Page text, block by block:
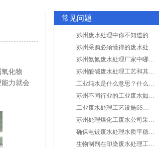
化物
力就会
常见问题
苏州废水处理中你不知道的工艺全在这里
苏州采购必须懂得的废水处理问题，值得收藏！
苏州氨氮废水处理厂家中哪家最专业？
苏州酸碱废水处理工艺和其他废水处理的区别
工业纯水是什么意思？什么是纯水处理？
苏州不同行业的工业废水如何处理的？
工业废水处理工艺设施6S现场管理
苏州处理煤化工废水公司采用哪些工艺方法?
确保电镀废水处理水质平稳因素有哪些？
生物制剂在印染废水处理工艺技术中效果如何？